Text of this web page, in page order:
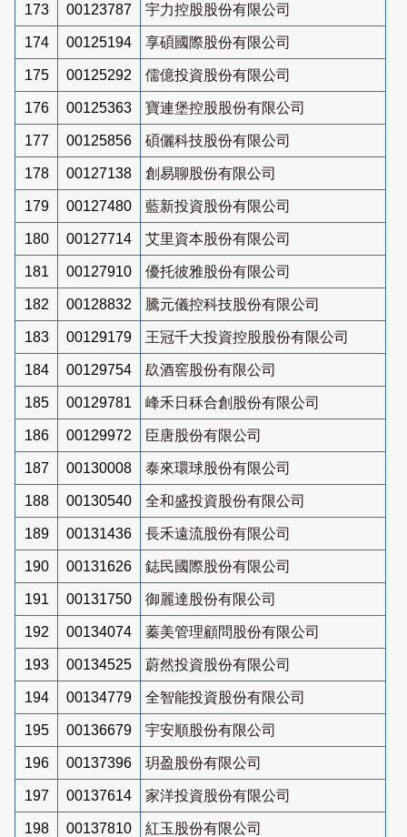
173 00123787 宇力控股股份有限公司
174 00125194 享碩國際股份有限公司
175 00125292 儒億投資股份有限公司
176 00125363 寶連堡控股股份有限公司
177 00125856 碩儷科技股份有限公司
178 00127138 創易聊股份有限公司
179 00127480 藍新投資股份有限公司
180 00127714 艾里資本股份有限公司
181 00127910 優托彼雅股份有限公司
182 00128832 騰元儀控科技股份有限公司
183 00129179 王冠千大投資控股股份有限公司
184 00129754 镹酒窖股份有限公司
185 00129781 峰禾日秝合創股份有限公司
186 00129972 臣唐股份有限公司
187 00130008 泰來環球股份有限公司
188 00130540 全和盛投資股份有限公司
189 00131436 長禾遠流股份有限公司
190 00131626 鋕民國際股份有限公司
191 00131750 御麗達股份有限公司
192 00134074 蓁美管理顧問股份有限公司
193 00134525 蔚然投資股份有限公司
194 00134779 全智能投資股份有限公司
195 00136679 宇安順股份有限公司
196 00137396 玥盈股份有限公司
197 00137614 家洋投資股份有限公司
198 00137810 紅玉股份有限公司